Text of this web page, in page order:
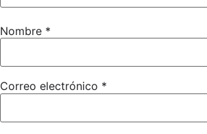
Nombre *
Correo electrónico *